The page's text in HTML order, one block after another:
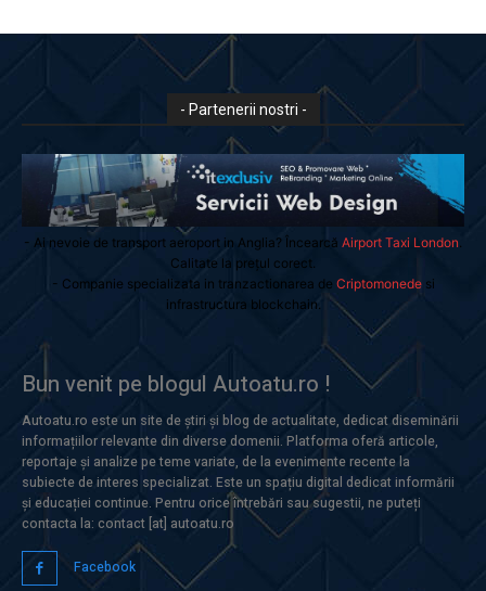
- Partenerii nostri -
- Ai nevoie de transport aeroport in Anglia? Încearcă Airport Taxi London
Calitate la prețul corect.
- Companie specializata in tranzactionarea de Criptomonedesi
infrastructura blockchain.
Bun venit pe blogul Autoatu.ro !
Autoatu.ro este un site de știri și blog de actualitate, dedicat diseminării
informațiilor relevante din diverse domenii. Platforma oferă articole,
reportaje și analize pe teme variate, de la evenimente recente la
subiecte de interes specializat. Este un spațiu digital dedicat informării
și educației continue. Pentru orice întrebări sau sugestii, ne puteți
contacta la: contact [at] autoatu.ro
Facebook